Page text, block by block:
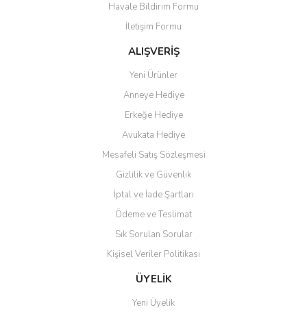
Havale Bildirim Formu
İletişim Formu
ALIŞVERİŞ
Yeni Ürünler
Anneye Hediye
Erkeğe Hediye
Avukata Hediye
Mesafeli Satış Sözleşmesi
Gizlilik ve Güvenlik
İptal ve İade Şartları
Ödeme ve Teslimat
Sık Sorulan Sorular
Kişisel Veriler Politikası
ÜYELİK
Yeni Üyelik